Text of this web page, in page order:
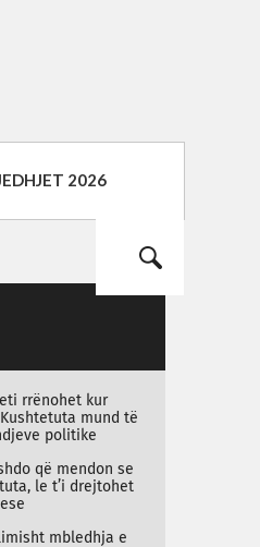
2026
rrënohet kur
mund të
politike
që mendon se
le t’i drejtohet
mbledhja e